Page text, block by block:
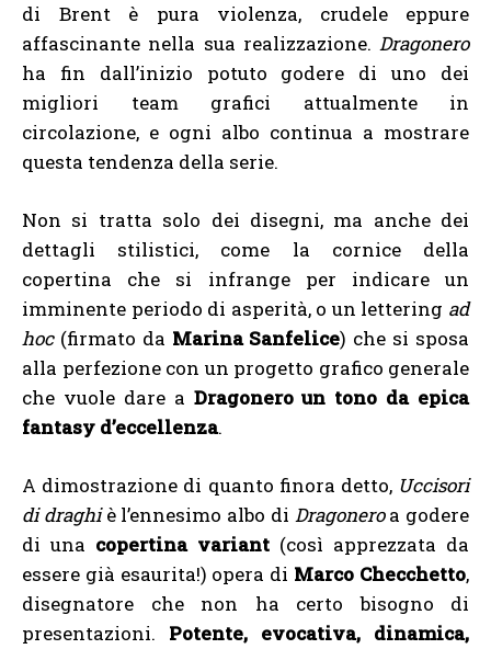
di Brent è pura violenza, crudele eppure
affascinante nella sua realizzazione. Dragonero
ha fin dall’inizio potuto godere di uno dei
migliori team grafici attualmente in
circolazione, e ogni albo continua a mostrare
questa tendenza della serie.
Non si tratta solo dei disegni, ma anche dei
dettagli stilistici, come la cornice della
copertina che si infrange per indicare un
imminente periodo di asperità, o un lettering ad
hoc(firmato da Marina Sanfelice) che si sposa
alla perfezione con un progetto grafico generale
che vuole dare a Dragonero un tono da epica
fantasy d’eccellenza.
A dimostrazione di quanto finora detto, Uccisori
di draghiè l’ennesimo albo di Dragoneroa godere
di una copertina variant (così apprezzata da
essere già esaurita!) opera di Marco Checchetto,
disegnatore che non ha certo bisogno di
presentazioni. Potente, evocativa, dinamica,